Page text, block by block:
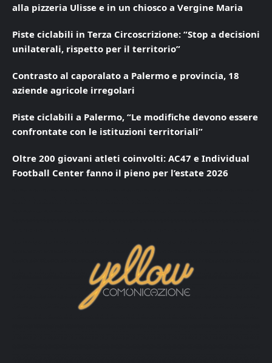
alla pizzeria Ulisse e in un chiosco a Vergine Maria
Piste ciclabili in Terza Circoscrizione: “Stop a decisioni
unilaterali, rispetto per il territorio”
Contrasto al caporalato a Palermo e provincia, 18
aziende agricole irregolari
Piste ciclabili a Palermo, “Le modifiche devono essere
confrontate con le istituzioni territoriali”
Oltre 200 giovani atleti coinvolti: AC47 e Individual
Football Center fanno il pieno per l’estate 2026